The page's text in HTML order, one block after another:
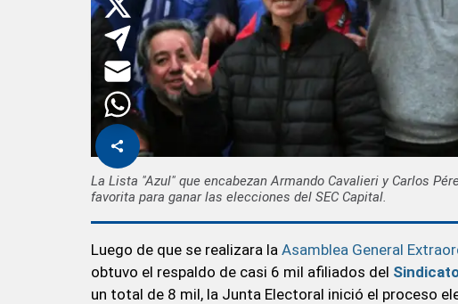
La Lista "Azul" que encabezan Armando Cavalieri y Carlos
favorita para ganar las elecciones del SEC Capital.
Luego de que se realizara la Asamblea General
obtuvo el respaldo de casi 6 mil afiliados del
un total de 8 mil, la Junta Electoral inició el proceso